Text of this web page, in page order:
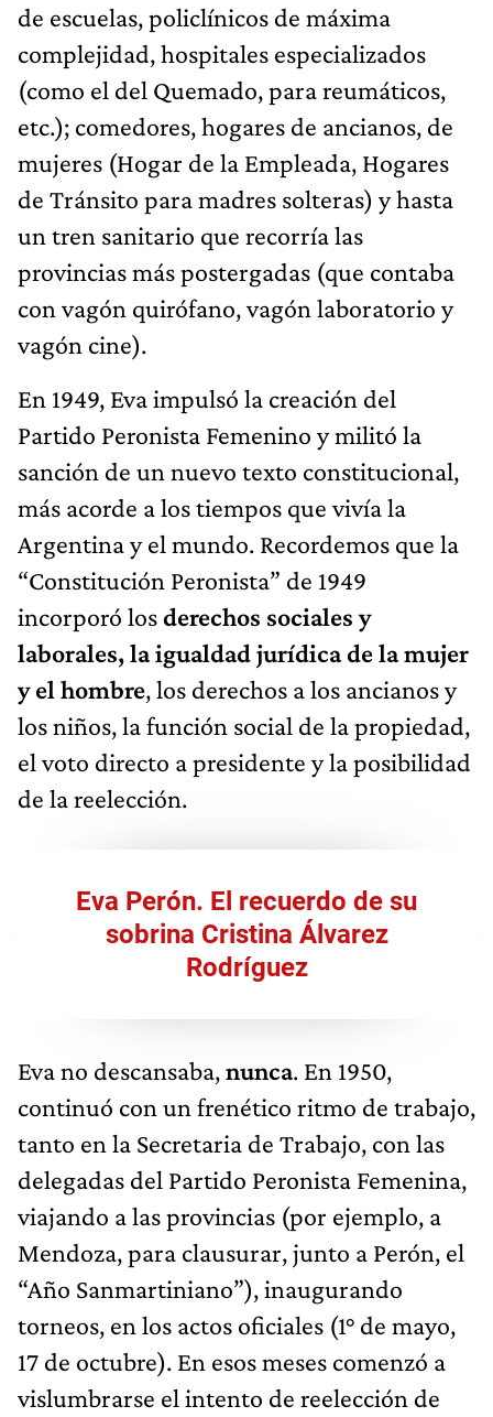
de escuelas, policlínicos de máxima
complejidad, hospitales especializados
(como el del Quemado, para reumáticos,
etc.); comedores, hogares de ancianos, de
mujeres (Hogar de la Empleada, Hogares
de Tránsito para madres solteras) y hasta
un tren sanitario que recorría las
provincias más postergadas (que contaba
con vagón quirófano, vagón laboratorio y
vagón cine).
En 1949, Eva impulsó la creación del
Partido Peronista Femenino y militó la
sanción de un nuevo texto constitucional,
más acorde a los tiempos que vivía la
Argentina y el mundo. Recordemos que la
“Constitución Peronista” de 1949
incorporó losderechos sociales y
laborales, la igualdad jurídica de la mujer
y el hombre, los derechos a los ancianos y
los niños, la función social de la propiedad,
el voto directo a presidente y la posibilidad
de la reelección.
Eva Perón. El recuerdo de su
sobrina Cristina Álvarez
Rodríguez
Eva no descansaba,nunca. En 1950,
continuó con un frenético ritmo de trabajo,
tanto en la Secretaria de Trabajo, con las
delegadas del Partido Peronista Femenina,
viajando a las provincias (por ejemplo, a
Mendoza, para clausurar, junto a Perón, el
“Año Sanmartiniano”), inaugurando
torneos, en los actos oficiales (1° de mayo,
17 de octubre). En esos meses comenzó a
vislumbrarse el intento de reelección de